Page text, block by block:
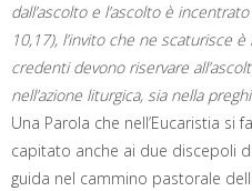
dall’ascolto e l’ascolto è
10,17), l’invito che ne scaturisce è
credenti devono riservare
nell’azione liturgica, sia nella
Una Parola che nell’Eucaristia si
capitato anche ai due discepoli
guida nel cammino pastorale